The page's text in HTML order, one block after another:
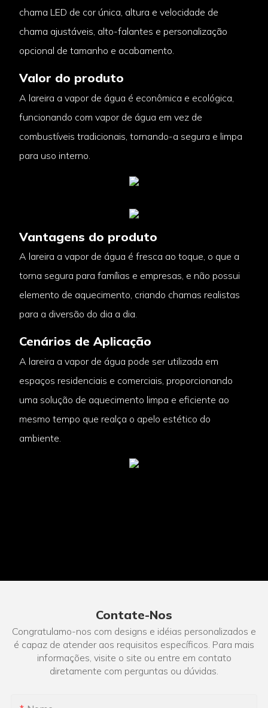
chama LED de cor única, altura e velocidade de
chama ajustáveis, alto-falantes e personalização
opcional de tamanho e acabamento.
Valor do produto
A lareira a vapor de água é econômica e ecológica,
funcionando com vapor de água em vez de
combustíveis tradicionais, tornando-a segura e limpa
para uso interno.
Vantagens do produto
A lareira a vapor de água é fresca ao toque, o que a
torna segura para famílias e empresas, e não possui
elemento de aquecimento, criando chamas realistas
para a diversão do dia a dia.
Cenários de Aplicação
A lareira a vapor de água pode ser utilizada em
espaços residenciais e comerciais, proporcionando
uma solução de aquecimento limpa e eficiente ao
mesmo tempo que realça o apelo estético do
ambiente.
Contate-Nos
Congratulamo-nos com designs e idéias personalizados e
é capaz de atender aos requisitos específicos. Para mais
informações, visite o site ou entre em contato
diretamente com perguntas ou dúvidas.